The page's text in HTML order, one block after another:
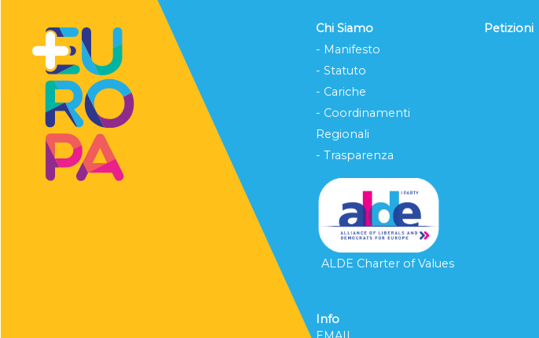
Chi Siamo
- Manifesto
- Statuto
- Cariche
- Coordinamenti
Regionali
- Trasparenza
ALDE Charter of Values
Petizioni
Info